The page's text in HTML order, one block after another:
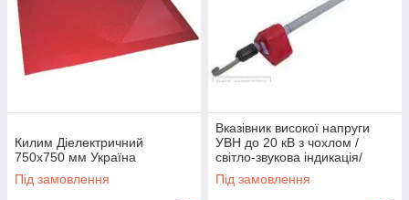
Килим Діелектричний
750x750 мм Україна
Під замовлення
Вказівник високої напруги
УВН до 20 кВ з чохлом /
світло-звукова індикація/
Під замовлення